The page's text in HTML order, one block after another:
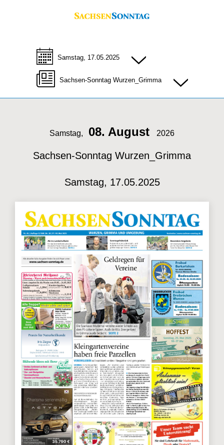
Samstag, 17.05.2025
Sachsen-Sonntag Wurzen_Grimma
Samstag, 08. August 2026
Sachsen-Sonntag Wurzen_Grimma
Samstag, 17.05.2025